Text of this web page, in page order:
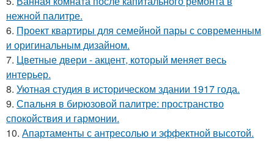
нежной палитре.
6. Проект квартиры для семейной пары с современным
и оригинальным дизайном.
7. Цветные двери - акцент, который меняет весь
интерьер.
8. Уютная студия в историческом здании 1917 года.
9. Спальня в бирюзовой палитре: пространство
спокойствия и гармонии.
10. Апартаменты с антресолью и эффектной высотой.